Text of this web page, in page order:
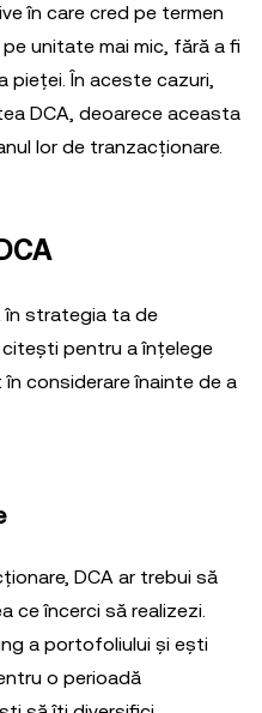
în care cred pe termen
unitate mai mic, fără a fi
pieței. În aceste cazuri,
DCA, deoarece aceasta
lor de tranzacționare.
în strategia ta de
pentru a înțelege
considerare înainte de a
DCA ar trebui să
ce încerci să realizezi.
a portofoliului și ești
o perioadă